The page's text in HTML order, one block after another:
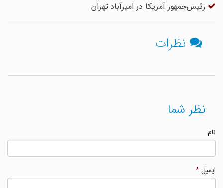
رئیس‌جمهور آمریکا در امیرآباد تهران
نظرات
نظر شما
ایمیل*